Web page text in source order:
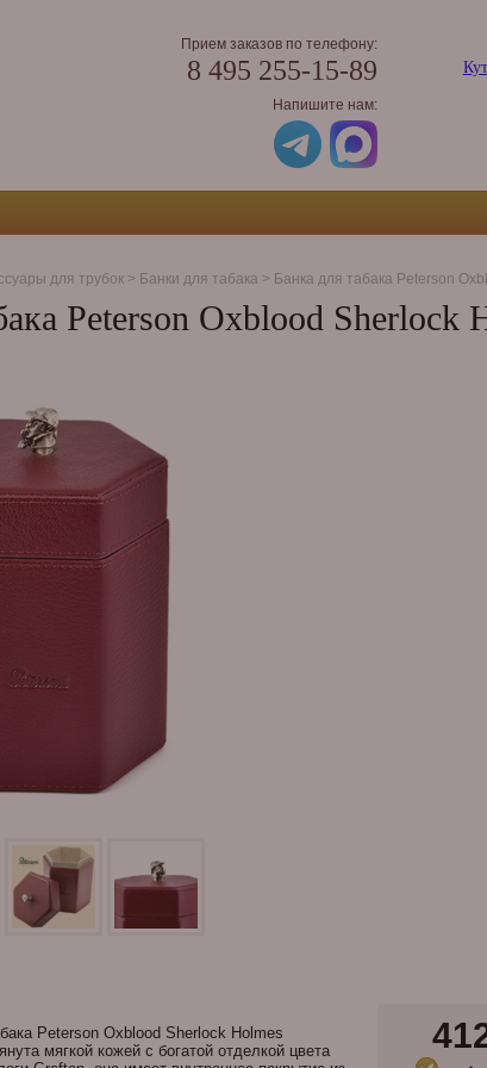
Прием заказов по телефону:
8 495 255-15-89
Напишите нам:
для трубок> Банки для табака > Банка для табака Peterson
Peterson Oxblood Sherlock
Peterson Oxblood Sherlock Holmes
мягкой кожей с богатой отделкой цвета